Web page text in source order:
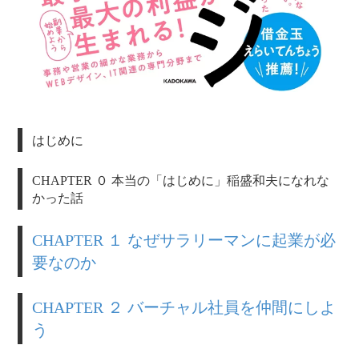
はじめに
CHAPTER ０ 本当の「はじめに」稲盛和夫になれな
かった話
CHAPTER １ なぜサラリーマンに起業が必
要なのか
CHAPTER ２ バーチャル社員を仲間にしよ
う